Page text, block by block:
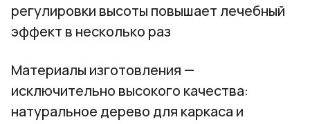
регулировки высоты повышает лечебный
эффект в несколько раз
Материалы изготовления —
исключительно высокого качества:
натуральное дерево для каркаса и